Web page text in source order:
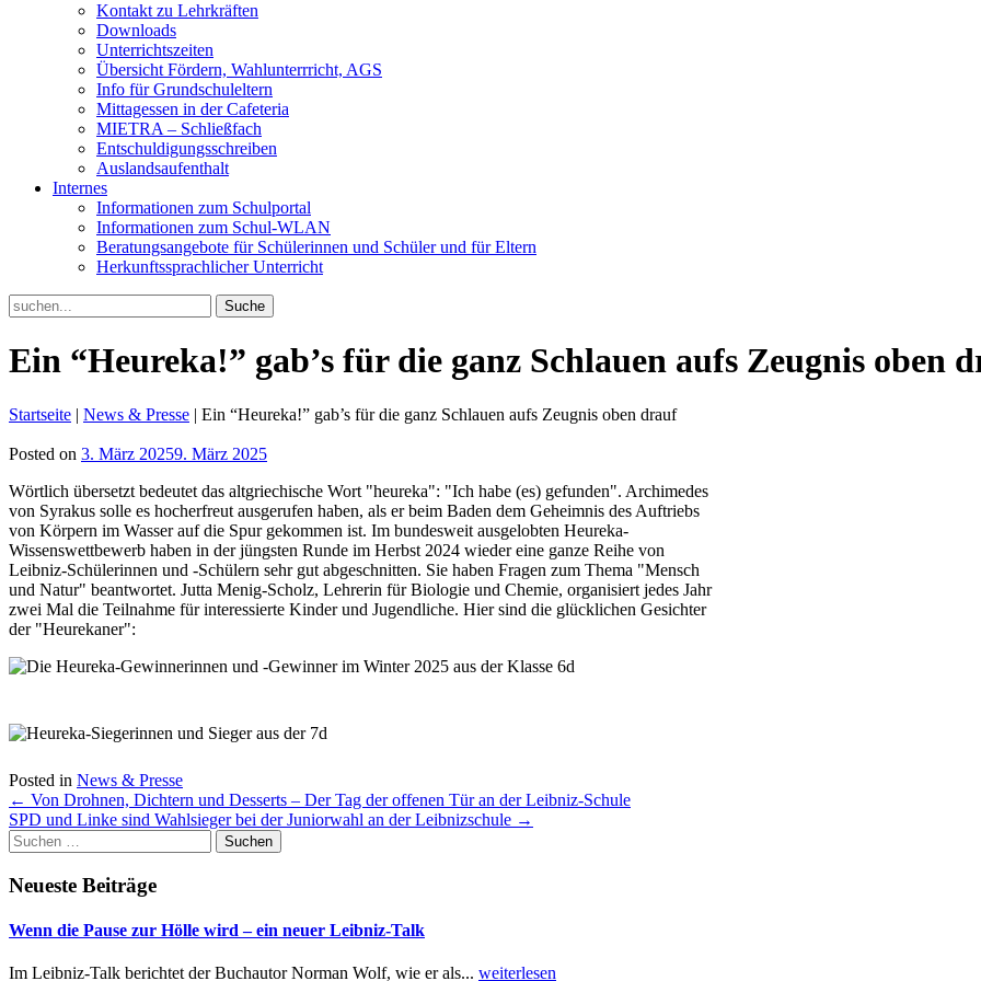
Kontakt zu Lehrkräften
Downloads
Unterrichtszeiten
Übersicht Fördern, Wahlunterrricht, AGS
Info für Grundschuleltern
Mittagessen in der Cafeteria
MIETRA – Schließfach
Entschuldigungsschreiben
Auslandsaufenthalt
Internes
Informationen zum Schulportal
Informationen zum Schul-WLAN
Beratungsangebote für Schülerinnen und Schüler und für Eltern
Herkunftssprachlicher Unterricht
Search
for:
Ein “Heureka!” gab’s für die ganz Schlauen aufs Zeugnis oben
Startseite | News & Presse | Ein “Heureka!” gab’s für die ganz Schlauen aufs Zeugnis oben drauf
Posted on 3. März 20259. März 2025
Wörtlich übersetzt bedeutet das altgriechische Wort "heureka": "Ich habe (es) gefunden". Archimedes
von Syrakus solle es hocherfreut ausgerufen haben, als er beim Baden dem Geheimnis des Auftriebs
von Körpern im Wasser auf die Spur gekommen ist. Im bundesweit ausgelobten Heureka-
Wissenswettbewerb haben in der jüngsten Runde im Herbst 2024 wieder eine ganze Reihe von
Leibniz-Schülerinnen und -Schülern sehr gut abgeschnitten. Sie haben Fragen zum Thema "Mensch
und Natur" beantwortet. Jutta Menig-Scholz, Lehrerin für Biologie und Chemie, organisiert jedes Jahr
zwei Mal die Teilnahme für interessierte Kinder und Jugendliche. Hier sind die glücklichen Gesichter
der "Heurekaner":
Posted in News & Presse
Post
navigation
← Von Drohnen, Dichtern und Desserts – Der Tag der offenen Tür an der Leibniz-Schule
SPD und Linke sind Wahlsieger bei der Juniorwahl an der Leibnizschule →
Suchen
nach:
Neueste Beiträge
Wenn die Pause zur Hölle wird – ein neuer Leibniz-Talk
Im Leibniz-Talk berichtet der Buchautor Norman Wolf, wie er als... weiterlesen